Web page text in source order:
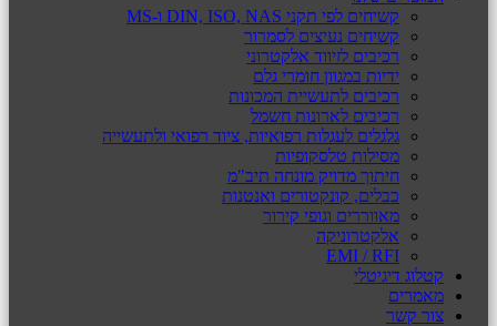
קשיחים לפי תקני DIN, ISO, NAS ו-MS
קשיחים נעיצים לסמרור
רכיבים לזיווד אלקטרוני
ידיות במגוון חומרי גלם
רכיבים לתעשיית המכונות
רכיבים לארונות חשמל
גלגלים לעגלות רפואיות, ציוד רפואי ולתעשייה
מסילות טלסקופיות
חיתוך מדויק מונחה תיב"מ
כבלים, קונקטורים ואנטנות
מאווררים וגופי קירור
אלקטרוניקה
EMI / RFI
קטלוג דיגיטלי
מאמרים
צור קשר